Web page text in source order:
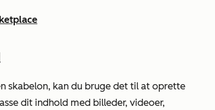
skabelon, kan du bruge det til at oprette
dit indhold med billeder, videoer,